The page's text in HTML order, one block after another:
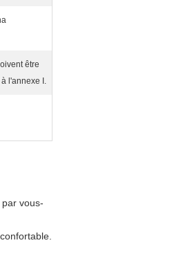
être
l'annexe I.
vous-